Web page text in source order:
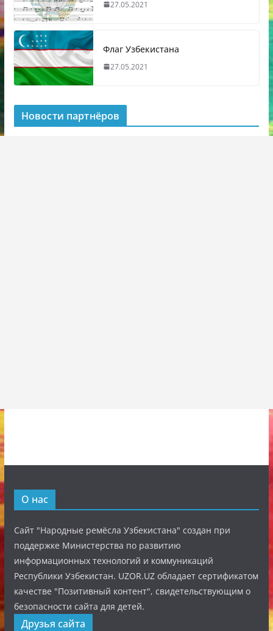
27.05.2021
Флаг Узбекистана
27.05.2021
Новости партнёров
О нас
Сайт "Народные ремёсла Узбекистана" создан при
поддержке Министерства по развитию
информационных технологий и коммуникаций
Республики Узбекистан. UZOR.UZ обладает сертификатом
качестве "Позитивный контент", свидетельствующим о
безопасности сайта для детей.
Друзья сайта